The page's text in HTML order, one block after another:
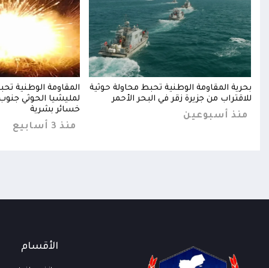
بحرية المقاومة الوطنية تحبط محاولة حوثية
للاقتراب من جزيرة زقر في البحر الأحمر
منذ أسبوعين
المقاومة الوطنية
لمليشيا الحوثي
خسائر بشرية
منذ 3 أسابيع
الأقسام